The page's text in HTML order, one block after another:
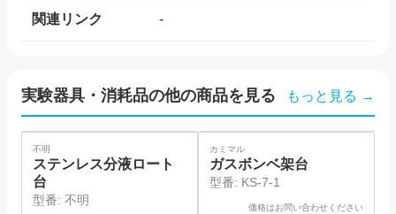
関連リンク -
実験器具・消耗品の他の商品を見る もっと見る →
SOLD
不明
ステンレス分液ロート
台
型番: 不明
カミマル
ガスボンベ架台
型番: KS-7-1
価格はお問い合わせください